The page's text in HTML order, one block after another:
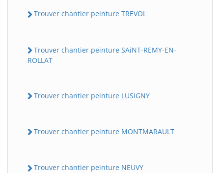
Trouver chantier peinture TREVOL
Trouver chantier peinture SAiNT-REMY-EN-
ROLLAT
Trouver chantier peinture LUSiGNY
Trouver chantier peinture MONTMARAULT
Trouver chantier peinture NEUVY